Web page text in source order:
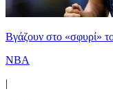
Bγάζουν στο «σφυρί»
NBA
|